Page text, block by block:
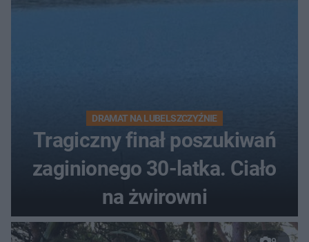
DRAMAT NA LUBELSZCZYŹNIE
Tragiczny finał poszukiwań
zaginionego 30-latka. Ciało
na żwirowni